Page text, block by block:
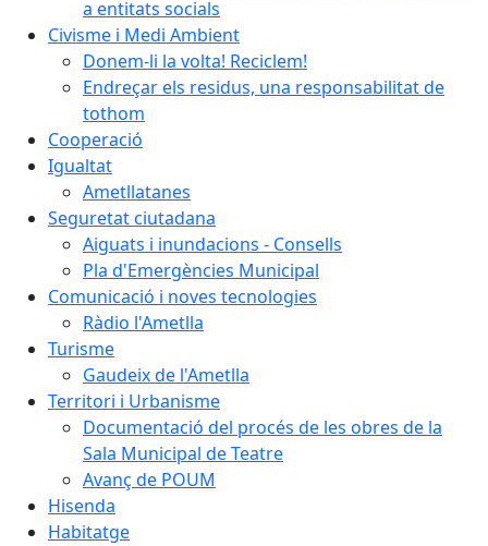
a entitats socials
Civisme i Medi Ambient
Donem-li la volta! Reciclem!
Endreçar els residus, una responsabilitat de
tothom
Cooperació
Igualtat
Ametllatanes
Seguretat ciutadana
Aiguats i inundacions - Consells
Pla d'Emergències Municipal
Comunicació i noves tecnologies
Ràdio l'Ametlla
Turisme
Gaudeix de l'Ametlla
Territori i Urbanisme
Documentació del procés de les obres de la
Sala Municipal de Teatre
Avanç de POUM
Hisenda
Habitatge